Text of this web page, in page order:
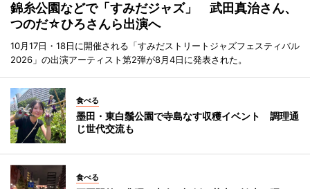
錦糸公園などで「すみだジャズ」 武田真治さん、
つのだ☆ひろさんら出演へ
10月17日・18日に開催される「すみだストリートジャズフェスティバル
2026」の出演アーティスト第2弾が8月4日に発表された。
食べる
墨田・東白鬚公園で寺島なす収穫イベント 調理通
じ世代交流も
食べる